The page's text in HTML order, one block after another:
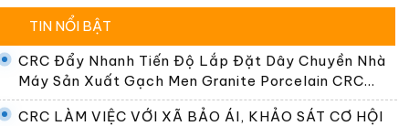
TIN NỔI BẬT
CRC Đẩy Nhanh Tiến Độ Lắp Đặt Dây Chuyền Nhà
Máy Sản Xuất Gạch Men Granite Porcelain CRC
Premier
CRC LÀM VIỆC VỚI XÃ BẢO ÁI, KHẢO SÁT CƠ HỘI